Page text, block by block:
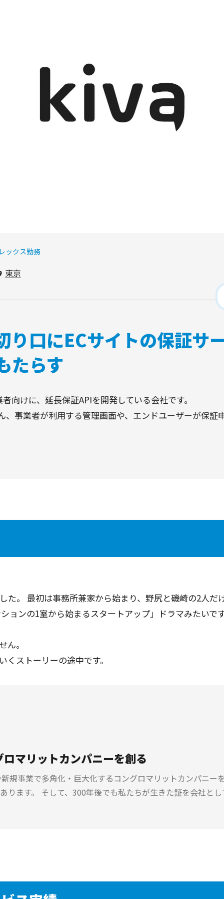
ックス勤務
東京
口にECサイトの保証サ
たらす
向けに、延長保証APIを開発している会社です。
、事業者が利用する管理画面や、エンドユーザーが保証
た。 最初は事務所兼家から始まり、野尻と磯崎の2人だ
ョンの1室から始まるスタートアップ」ドラマみたいで
ん。
ストーリーの途中です。
マリットカンパニーを創る
規事業で多角化・巨大化するコングロマリットカンパニー
ります。 そして、300年後でも私たちが生きた証を会社と